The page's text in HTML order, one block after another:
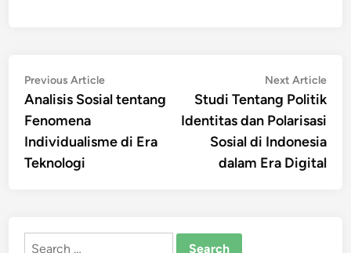
Post
navigation
Previous ArticlePrevious
article:
Analisis Sosial tentang
Fenomena
Individualisme di Era
Teknologi
Next Article
Studi Tentang Politik
Identitas dan Polarisasi
Sosial di Indonesia
dalam Era Digital
Search